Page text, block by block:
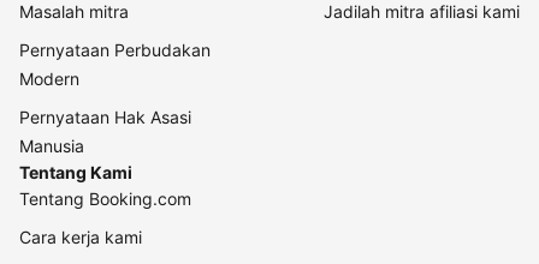
Masalah mitra
Pernyataan Perbudakan
Modern
Pernyataan Hak Asasi
Manusia
Jadilah mitra afiliasi kami
Tentang Kami
Tentang Booking.com
Cara kerja kami